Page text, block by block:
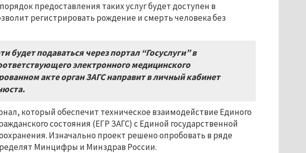
предоставления таких услуг будет доступен в
регистрировать рождение и смерть человека без
будет подаваться через портал “Госуслуги” в
электронного медицинского
акте орган ЗАГС направит в личный кабинет
который обеспечит техническое взаимодействие Единого
состояния (ЕГР ЗАГС) с Единой государственной
Изначально проект решено опробовать в ряде
Минцифры и Минздрав России.